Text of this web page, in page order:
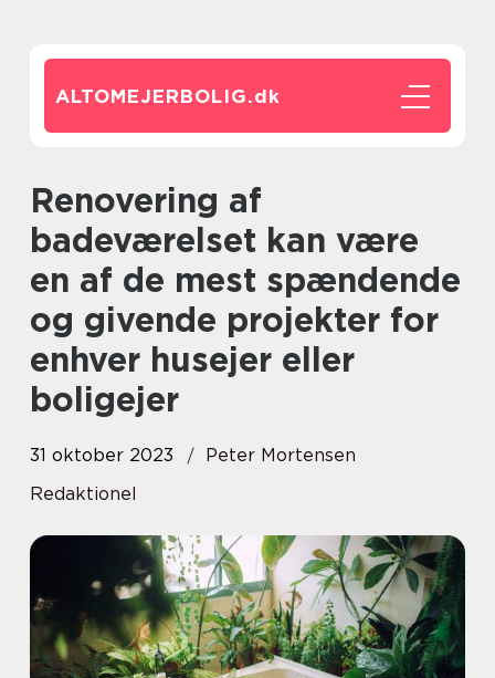
ALTOMEJERBOLIG.dk
Renovering af
badeværelset kan være
en af de mest spændende
og givende projekter for
enhver husejer eller
boligejer
31 oktober 2023
Peter Mortensen
Redaktionel